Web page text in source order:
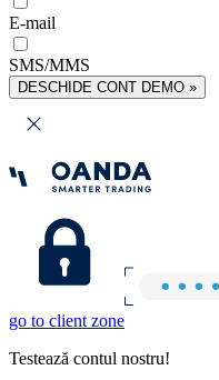
E-mail
SMS/MMS
DESCHIDE CONT DEMO »
go to client zone
Testează contul nostru!